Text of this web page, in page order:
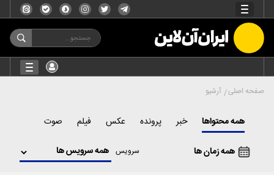
صفحه اصلی آرشیو
همه محتواها خبر پرونده عکس فیلم صوت
همه زمان ها سرویس